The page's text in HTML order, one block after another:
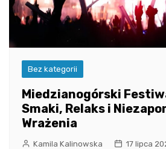
Bez kategorii
Miedzianogórski
Smaki, Relaks i
Wrażenia
Kamila Kalinowska 17 lipca